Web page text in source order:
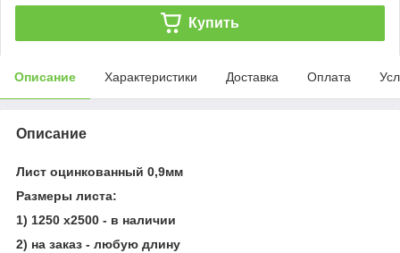
Купить
Описание Характеристики Доставка Оплата
Описание
Лист оцинкованный 0,9мм
Размеры листа:
1) 1250 х2500 - в наличии
2) на заказ - любую длину